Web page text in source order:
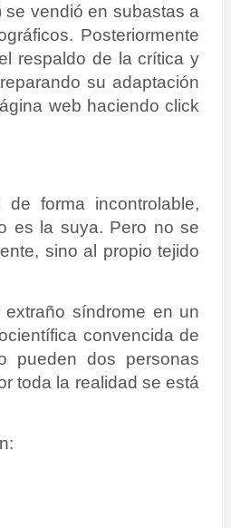
se vendió en subastas a
Posteriormente
respaldo de la crítica y
su adaptación
web haciendo click
forma incontrolable,
es la suya. Pero no se
sino al propio tejido
síndrome en un
convencida de
pueden dos personas
toda la realidad se está